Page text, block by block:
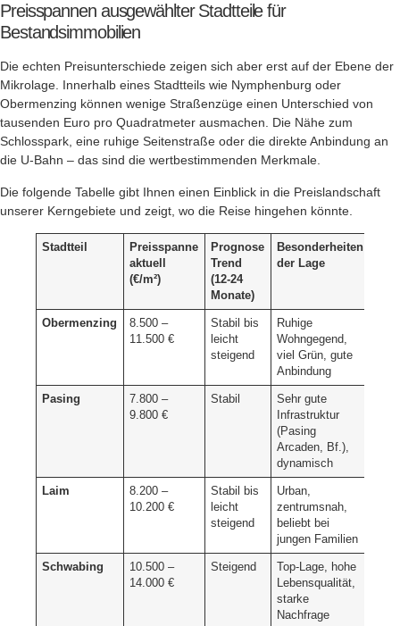
Preisspannen ausgewählter Stadtteile für
Bestandsimmobilien
Die echten Preisunterschiede zeigen sich aber erst auf der Ebene der
Mikrolage. Innerhalb eines Stadtteils wie Nymphenburg oder
Obermenzing können wenige Straßenzüge einen Unterschied von
tausenden Euro pro Quadratmeter ausmachen. Die Nähe zum
Schlosspark, eine ruhige Seitenstraße oder die direkte Anbindung an
die U-Bahn – das sind die wertbestimmenden Merkmale.
Die folgende Tabelle gibt Ihnen einen Einblick in die Preislandschaft
unserer Kerngebiete und zeigt, wo die Reise hingehen könnte.
Stadtteil
Preisspanne
aktuell
(€/m²)
Prognose
Trend
(12-24
Monate)
Besonderheiten
der Lage
Obermenzing
8.500 –
11.500 €
Stabil bis
leicht
steigend
Ruhige
Wohngegend,
viel Grün, gute
Anbindung
Pasing
7.800 –
9.800 €
Stabil
Sehr gute
Infrastruktur
(Pasing
Arcaden, Bf.),
dynamisch
Laim
8.200 –
10.200 €
Stabil bis
leicht
steigend
Urban,
zentrumsnah,
beliebt bei
jungen Familien
Schwabing
10.500 –
14.000 €
Steigend
Top-Lage, hohe
Lebensqualität,
starke
Nachfrage